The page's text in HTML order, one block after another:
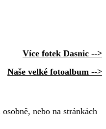
Více fotek Dasnic -->
Naše velké fotoalbum -->
nebo na stránkách